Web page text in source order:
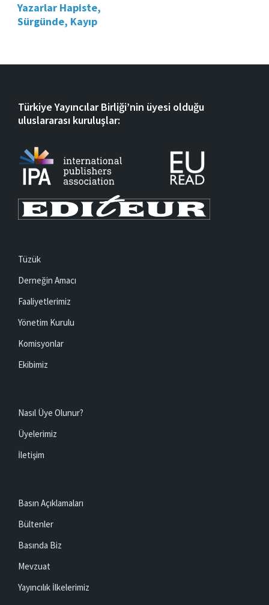
Yazarlar Hapiste,
Sürgünde, Kayıp
Türkiye Yayıncılar Birliği’nin üyesi olduğu
uluslararası kuruluşlar:
Tüzük
Derneğin Amacı
Faaliyetlerimiz
Yönetim Kurulu
Komisyonlar
Ekibimiz
Nasıl Üye Olunur?
Üyelerimiz
İletişim
Basın Açıklamaları
Bültenler
Basında Biz
Mevzuat
Yayıncılık İlkelerimiz